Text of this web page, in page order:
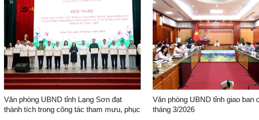
Văn phòng UBND tỉnh Lạng Sơn đạt
thành tích trong công tác tham mưu, phục
Văn phòng UBND tỉnh giao ban
tháng 3/2026